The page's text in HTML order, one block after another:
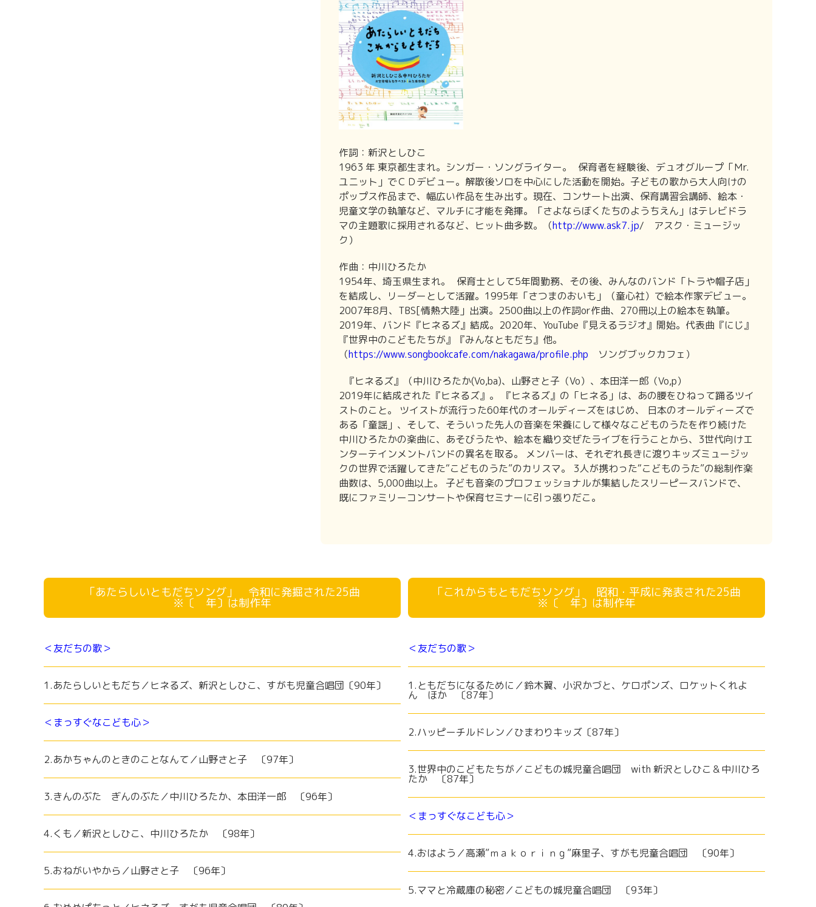
作詞：新沢としひこ
1963 年 東京都生まれ。シンガー・ソングライター。 保育者を経験後、デュオグループ「Ｍr.
ユニット」でＣＤデビュー。解散後ソロを中心にした活動を開始。子どもの歌から大人向けの
ポップス作品まで、幅広い作品を生み出す。現在、コンサート出演、保育講習会講師、絵本・
児童文学の執筆など、マルチに才能を発揮。「さよならぼくたちのようちえん」はテレビドラ
マの主題歌に採用されるなど、ヒット曲多数。（http://www.ask7.jp/ アスク・ミュージッ
ク）
作曲：中川ひろたか
1954年、埼玉県生まれ。 保育士として5年間勤務、その後、みんなのバンド「トラや帽子店」
を結成し、リーダーとして活躍。1995年「さつまのおいも」（童心社）で絵本作家デビュー。
2007年8月、TBS[情熱大陸」出演。2500曲以上の作詞or作曲、270冊以上の絵本を執筆。
2019年、バンド『ヒネるズ』結成。2020年、YouTube『見えるラジオ』開始。代表曲『にじ』
『世界中のこどもたちが』『みんなともだち』他。
（https://www.songbookcafe.com/nakagawa/profile.php ソングブックカフェ）
『ヒネるズ』（中川ひろたか(Vo,ba)、山野さと子（Vo）、本田洋一郎（Vo,p）
2019年に結成された『ヒネるズ』。 『ヒネるズ』の「ヒネる」は、あの腰をひねって踊るツイ
ストのこと。 ツイストが流行った60年代のオールディーズをはじめ、 日本のオールディーズで
ある「童謡」、そして、そういった先人の音楽を栄養にして様々なこどものうたを作り続けた
中川ひろたかの楽曲に、あそびうたや、絵本を織り交ぜたライブを行うことから、3世代向けエ
ンターテインメントバンドの異名を取る。 メンバーは、それぞれ長きに渡りキッズミュージッ
クの世界で活躍してきた“こどものうた”のカリスマ。 3人が携わった“こどものうた”の総制作楽
曲数は、5,000曲以上。 子ども音楽のプロフェッショナルが集結したスリーピースバンドで、
既にファミリーコンサートや保育セミナーに引っ張りだこ。
「あたらしいともだちソング」 令和に発掘された25曲
※〔 年〕は制作年
＜友だちの歌＞
1.あたらしいともだち／ヒネるズ、新沢としひこ、すがも児童合唱団〔90年〕
＜まっすぐなこども心＞
2.あかちゃんのときのことなんて／山野さと子 〔97年〕
3.きんのぶた ぎんのぶた／中川ひろたか、本田洋一郎 〔96年〕
4.くも／新沢としひこ、中川ひろたか 〔98年〕
5.おねがいやから／山野さと子 〔96年〕
「これからもともだちソング」 昭和・平成に発表された25曲
※〔 年〕は制作年
＜友だちの歌＞
1.ともだちになるために／鈴木翼、小沢かづと、ケロポンズ、ロケットくれよ
ん ほか 〔87年〕
2.ハッピーチルドレン／ひまわりキッズ〔87年〕
3.世界中のこどもたちが／こどもの城児童合唱団 with 新沢としひこ＆中川ひろ
たか 〔87年〕
＜まっすぐなこども心＞
4.おはよう／高瀬”ｍａｋｏｒｉｎｇ”麻里子、すがも児童合唱団 〔90年〕
5.ママと冷蔵庫の秘密／こどもの城児童合唱団 〔93年〕